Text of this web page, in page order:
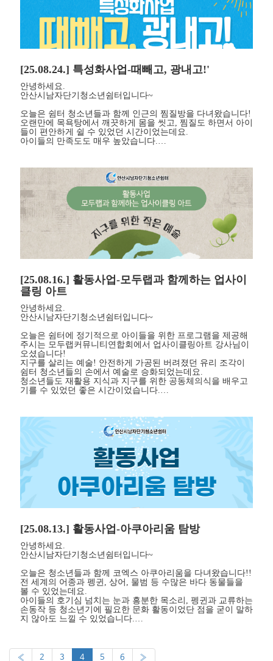
[25.08.24.] 특성화사업-때빼고, 광내고!'
안녕하세요.
안산시남자단기청소년쉼터입니다~
오늘은 쉼터 청소년들과 함께 인근의 찜질방을 다녀왔습니다!
오랜만에 목욕탕에서 깨끗하게 몸을 씻고, 찜질도 하면서 아이
들이 편안하게 쉴 수 있었던 시간이었는데요.
아이들의 만족도도 매우 높았습니다.…
[25.08.16.] 활동사업-모두랩과 함께하는 업사이
클링 아트
안녕하세요.
안산시남자단기청소년쉼터입니다~
오늘은 쉼터에 정기적으로 아이들을 위한 프로그램을 제공해
주시는 모두랩커뮤니티연합회에서 업사이클링아트 강사님이
오셨습니다!
지구를 살리는 예술! 안전하게 가공된 버려졌던 유리 조각이
쉼터 청소년들의 손에서 예술로 승화되었는데요.
청소년들도 재활용 지식과 지구를 위한 공동체의식을 배우고
기를 수 있었던 좋은 시간이었습니다.…
[25.08.13.] 활동사업-아쿠아리움 탐방
안녕하세요.
안산시남자단기청소년쉼터입니다~
오늘은 청소년들과 함께 코엑스 아쿠아리움을 다녀왔습니다!!
전 세계의 어종과 펭귄, 상어, 물범 등 수많은 바다 동물들을
볼 수 있었는데요.
아이들의 호기심 넘치는 눈과 흥분한 목소리, 펭귄과 교류하는
손동작 등 청소년기에 필요한 문화 활동이었단 점을 굳이 말하
지 않아도 느낄 수 있었습니다.…
« 2 3 4 5 6 »